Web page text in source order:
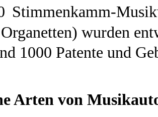
Stimmenkamm-
wurden
1000 Patente und
Arten von